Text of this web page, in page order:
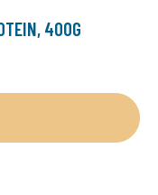
400G